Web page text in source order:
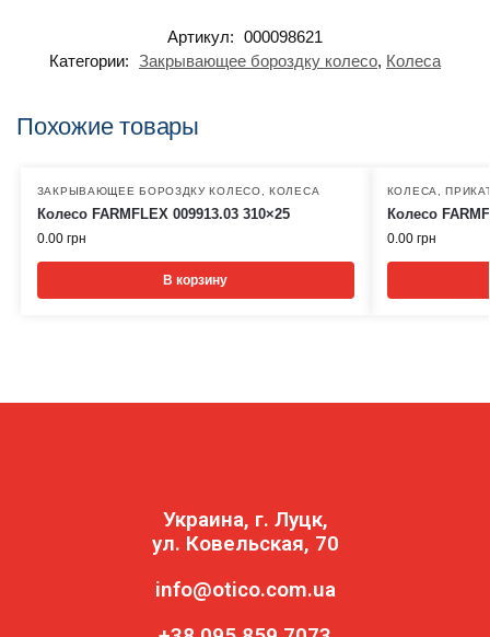
Артикул: 000098621
Категории: Закрывающее бороздку колесо, Колеса
Похожие товары
ЗАКРЫВАЮЩЕЕ БОРОЗДКУ КОЛЕСО,КОЛЕСА
Колесо FARMFLEX 009913.03 310×25
0.00 грн
В корзину
КОЛЕСА,
Колесо
0.00 грн
Украина, г. Луцк,
ул. Ковельская, 70
info@otico.com.ua